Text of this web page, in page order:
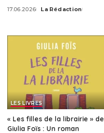
17.06.2026
Posted
La Rédaction
LES LIVRES
« Les filles de la librairie » de
Giulia Foïs : Un roman